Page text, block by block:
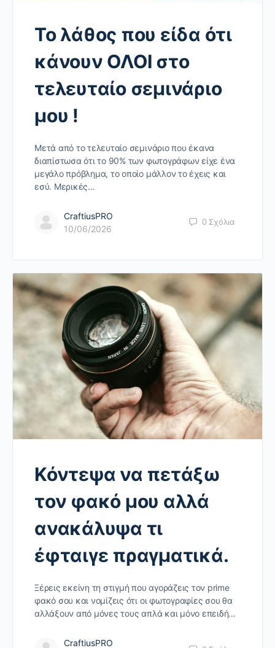
Το λάθος που είδα ότι
κάνουν ΟΛΟΙ στο
τελευταίο σεμινάριο
μου !
Μετά από το τελευταίο σεμινάριο που έκανα
διαπίστωσα ότι το 90% των φωτογράφων είχε ένα
μεγάλο πρόβλημα, το οποίο μάλλον το έχεις και
εσύ. Μερικές…
CraftiusPRO
10/06/2026
0 Σχόλια
Κόντεψα να πετάξω
τον φακό μου αλλά
ανακάλυψα τι
έφταιγε πραγματικά.
Ξέρεις εκείνη τη στιγμή που αγοράζεις τον prime
φακό σου και νομίζεις ότι οι φωτογραφίες σου θα
αλλάξουν από μόνες τους απλά και μόνο επειδή…
CraftiusPRO